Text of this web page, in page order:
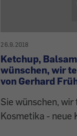
26.9.2018
Ketchup,
wünschen, wir
von Gerhard
Sie wünschen,
Kosmetika - neue